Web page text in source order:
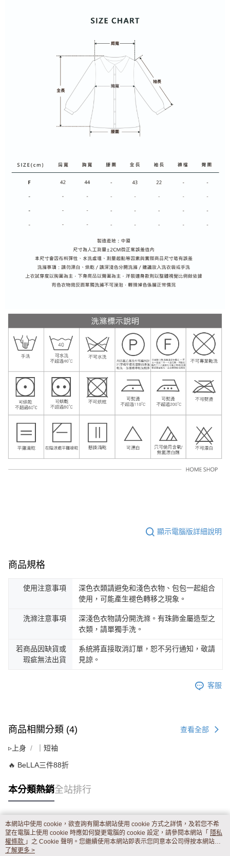
顯示電腦版詳細說明
商品規格
使用注意事項
深色衣類請避免和淺色衣物、包包一起組合
使用，可能產生褪色轉移之現象。
洗滌注意事項
深淺色衣物請分開洗滌。有珠飾金屬造型之
衣類，請單獨手洗。
若商品因缺貨或
瑕疵無法出貨
系統將直接取消訂單，恕不另行通知，敬請
見諒。
客服
商品相關分類 (4) 查看全部
▹上身 ｜短袖
🔥 BeLLA三件88折
本分類熱銷全站排行
熱門標籤
本網站中使用 cookie，欲查詢有關本網站使用 cookie 方式之詳情，及若您不希
望在電腦上使用 cookie 時應如何變更電腦的 cookie 設定，請參閱本網站「 隱私
權條款 」之 Cookie 聲明。您繼續使用本網站即表示您同意本公司得按本網站使
用條款之 Cookie 聲明使用 cookie。
了解更多 >